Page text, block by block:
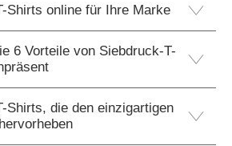
Shirts online für Ihre Marke
6 Vorteile von Siebdruck-T-
Shirts, die den einzigartigen